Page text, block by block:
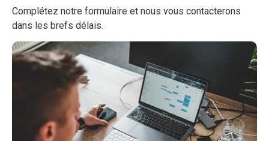
Complétez notre formulaire et nous vous contacterons
dans les brefs délais.